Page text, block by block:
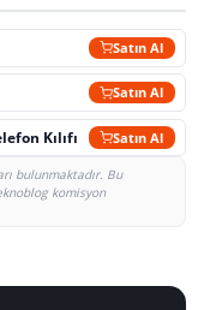
Satın Al
Satın Al
Kılıfı Satın Al
bulunmaktadır. Bu
komisyon